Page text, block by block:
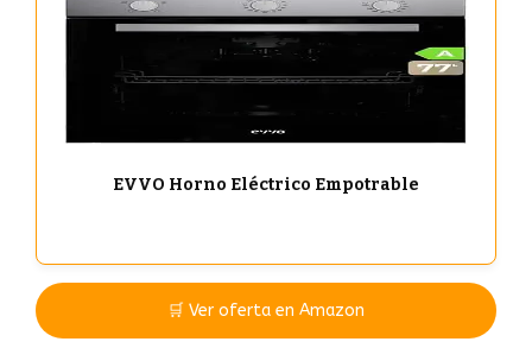
EVVO Horno Eléctrico Empotrable
🛒 Ver oferta en Amazon